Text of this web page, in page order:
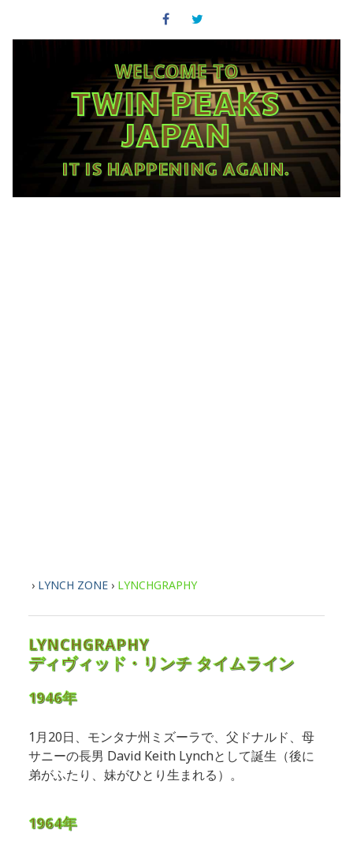
WELCOME TO
TWIN PEAKS
JAPAN
IT IS HAPPENING AGAIN.
› LYNCH ZONE› LYNCHGRAPHY
LYNCHGRAPHY
ディヴィッド・リンチ タイムライン
1946年
1月20日、モンタナ州ミズーラで、父ドナルド、母
サニーの長男 David Keith Lynchとして誕生 （後に
弟がふたり、妹がひとり生まれる）。
1964年